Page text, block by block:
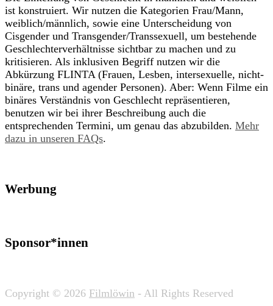
ist konstruiert. Wir nutzen die Kategorien Frau/Mann,
weiblich/männlich, sowie eine Unterscheidung von
Cisgender und Transgender/Transsexuell, um bestehende
Geschlechterverhältnisse sichtbar zu machen und zu
kritisieren. Als inklusiven Begriff nutzen wir die
Abkürzung FLINTA (Frauen, Lesben, intersexuelle, nicht-
binäre, trans und agender Personen). Aber: Wenn Filme ein
binäres Verständnis von Geschlecht repräsentieren,
benutzen wir bei ihrer Beschreibung auch die
entsprechenden Termini, um genau das abzubilden. Mehr
dazu in unseren FAQs.
Werbung
Sponsor*innen
Copyright © 2026 Filmlöwin - All Rights Reserved